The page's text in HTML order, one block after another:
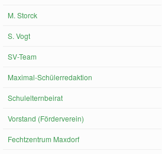
M. Storck
S. Vogt
SV-Team
Maximal-Schülerredaktion
Schulelternbeirat
Vorstand (Förderverein)
Fechtzentrum Maxdorf